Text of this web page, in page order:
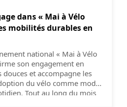
dans « Mai à Vélo
mobilités durables en
national « Mai à Vélo
son engagement en
et accompagne les
du vélo comme mode
Tout au long du mois